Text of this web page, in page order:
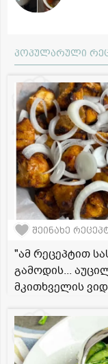
პოპულარული
შეინახე
"ამ რეცეპტით
გამოდის...
მკითხველის